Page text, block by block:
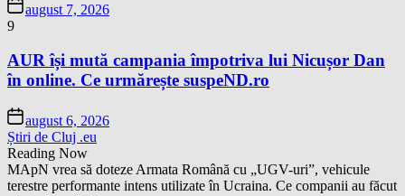
august 7, 2026
9
AUR își mută campania împotriva lui Nicușor Dan
în online. Ce urmărește suspeND.ro
august 6, 2026
Știri de Cluj .eu
Reading Now
MApN vrea să doteze Armata Română cu „UGV-uri”, vehicule
terestre performante intens utilizate în Ucraina. Ce companii au făcut